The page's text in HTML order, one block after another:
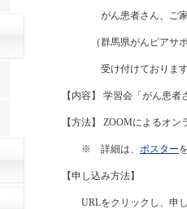
がん患者さん、ご
（群馬県がんピアサポ
受け付けております
【内容】 学習会「がん患者
【方法】 ZOOMによるオン
※ 詳細は、 ポスター
【申し込み方法】
URLをクリックし、申し